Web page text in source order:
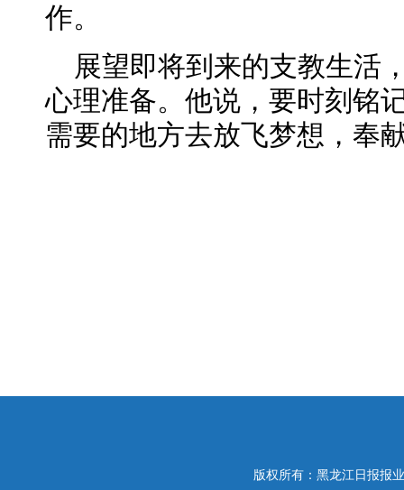
作。
展望即将到来的支教生活
心理准备。他说，要时刻铭
需要的地方去放飞梦想，奉
版权所有：黑龙江日报报